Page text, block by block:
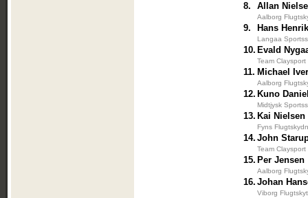
8. Allan
Aalborg
9. Hans
Langaa
10. Evald
Team
11. Michael
Aalborg
12. Kuno
Midtjysk
13. Kai Nielsen
Fyns
14. John
Team
15. Per Jensen
Aalborg
16. Johan
Viborg